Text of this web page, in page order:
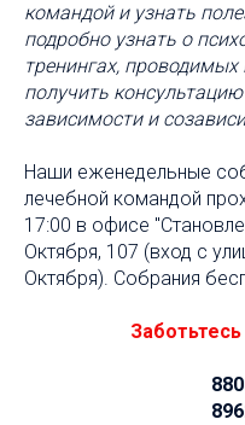
командой и узнать
подробно узнать о
тренингах,
получить
зависимости и
Наши еженедельные
лечебной командой
17:00 в офисе
Октября, 107 (вход с
Октября). Собрания